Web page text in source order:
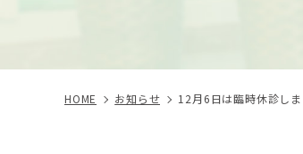
HOME お知らせ 12月6日は臨時休診しま